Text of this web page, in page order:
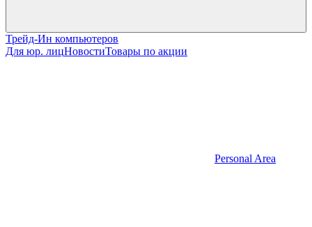
Трейд-Ин компьютеров
Для юр. лицНовостиТовары по акции
Personal Area